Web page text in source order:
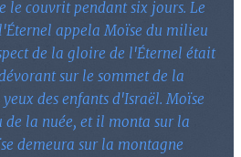
le couvrit pendant six jours. Le
appela Moïse du milieu
de la gloire de l'Éternel était
sur le sommet de la
des enfants d'Israël. Moïse
la nuée, et il monta sur la
demeura sur la montagne